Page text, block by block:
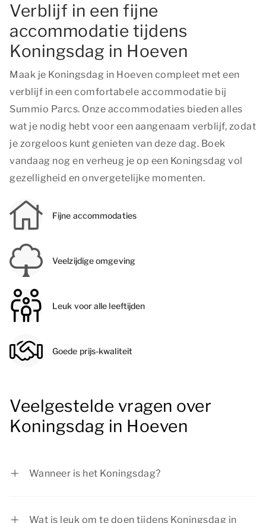
Verblijf in een fijne
accommodatie tijdens
Koningsdag in Hoeven
Maak je Koningsdag in Hoeven compleet met een
verblijf in een comfortabele accommodatie bij
Summio Parcs. Onze accommodaties bieden alles
wat je nodig hebt voor een aangenaam verblijf, zodat
je zorgeloos kunt genieten van deze dag. Boek
vandaag nog en verheug je op een Koningsdag vol
gezelligheid en onvergetelijke momenten.
Fijne accommodaties
Veelzijdige omgeving
Leuk voor alle leeftijden
Goede prijs-kwaliteit
Veelgestelde vragen over
Koningsdag in Hoeven
Wanneer is het Koningsdag?
Wat is leuk om te doen tijdens Koningsdag in